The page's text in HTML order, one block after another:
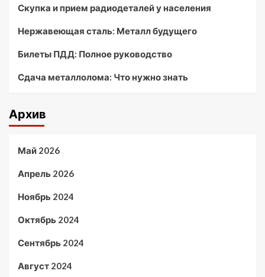
Скупка и прием радиодеталей у населения
Нержавеющая сталь: Металл будущего
Билеты ПДД: Полное руководство
Сдача металлолома: Что нужно знать
Архив
Май 2026
Апрель 2026
Ноябрь 2024
Октябрь 2024
Сентябрь 2024
Август 2024